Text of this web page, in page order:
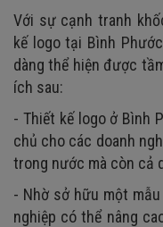
Với sự cạnh tranh
kế logo tại Bình
dàng thể hiện được
ích sau:
- Thiết kế logo ở Bình
chủ cho các doanh
trong nước mà còn cả
- Nhờ sở hữu một
nghiệp có thể nâng